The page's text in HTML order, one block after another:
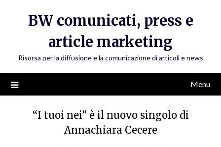
BW comunicati, press e
article marketing
Risorsa per la diffusione e la comunicazione di articoli e news
Menu
“I tuoi nei” è il nuovo singolo di
Annachiara Cecere